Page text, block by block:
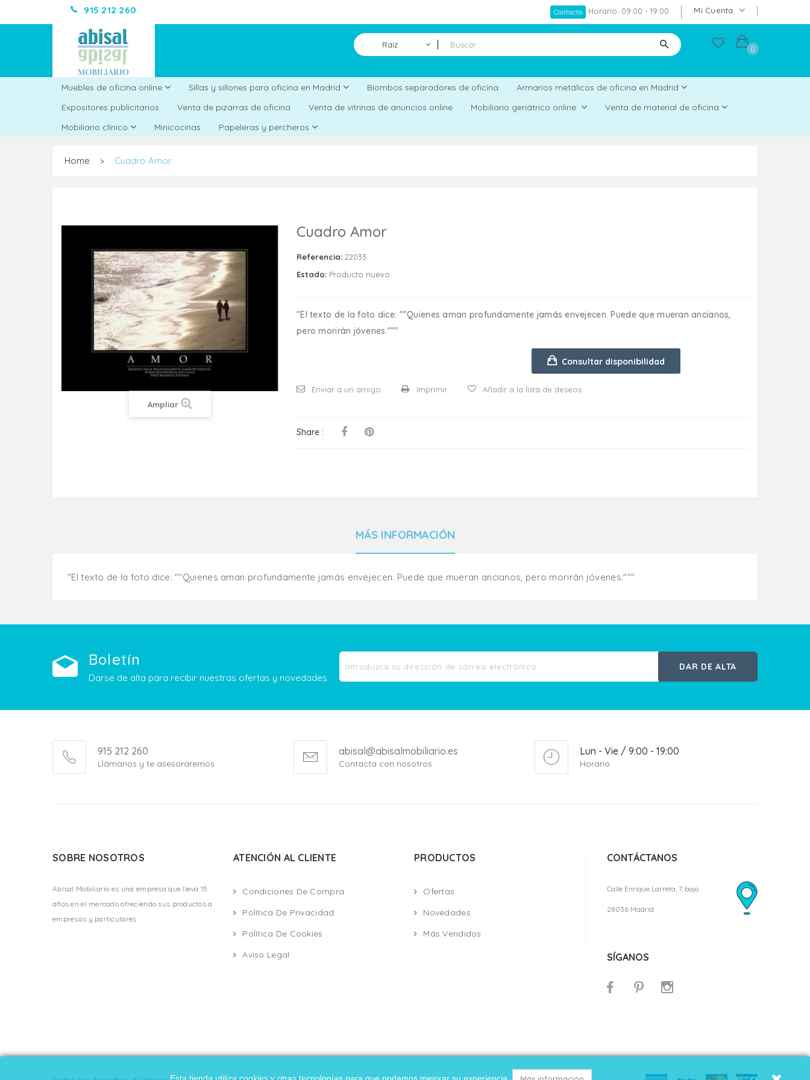
Esta tienda utiliza cookies y otras tecnologías para que podamos mejorar su experiencia.
915 212 260 Mi Cuenta
Contacto Horario: 09:00 - 19:00
Raíz 0
Muebles de oficina online Sillas y sillones para oficina en Madrid Biombos separadores de oficina
Armarios metálicos de oficina en Madrid
Expositores publicitarios
Venta de pizarras de oficina Venta de vitrinas de anuncios online Mobiliario geriátrico online
Venta de material de oficina
Mobiliario clínico
Minicocinas Papeleras y percheros
Home > Cuadro Amor
Ampliar
Cuadro Amor
Referencia: 22033
Estado: Producto nuevo
"El texto de la foto dice: ""Quienes aman profundamente jamás envejecen. Puede que mueran ancianos,
pero morirán jóvenes."""
Consultar disponibilidad
Enviar a un amigo Imprimir Añadir a la lista de deseos
Share :
MÁS INFORMACIÓN
"El texto de la foto dice: ""Quienes aman profundamente jamás envejecen. Puede que mueran ancianos, pero morirán jóvenes."""
Boletín
Darse de alta para recibir nuestras ofertas y novedades
DAR DE ALTA
915 212 260
Llámanos y te asesoraremos
abisal@abisalmobiliario.es
Contacta con nosotros
Lun - Vie / 9:00 - 19:00
Horario
SOBRE NOSOTROS
Abisal Mobiliario es una empresa que lleva 15
años en el mercado ofreciendo sus productos a
empresas y particulares
ATENCIÓN AL CLIENTE
Condiciones De Compra
Política De Privacidad
Política De Cookies
Aviso Legal
PRODUCTOS
Ofertas
Novedades
Más Vendidos
CONTÁCTANOS
Calle Enrique Larreta, 7, bajo
28036 Madrid
SÍGANOS